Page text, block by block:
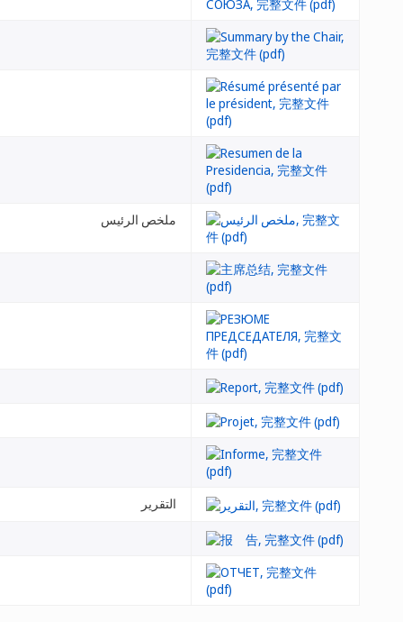
ملخص الرئيس
التقرير